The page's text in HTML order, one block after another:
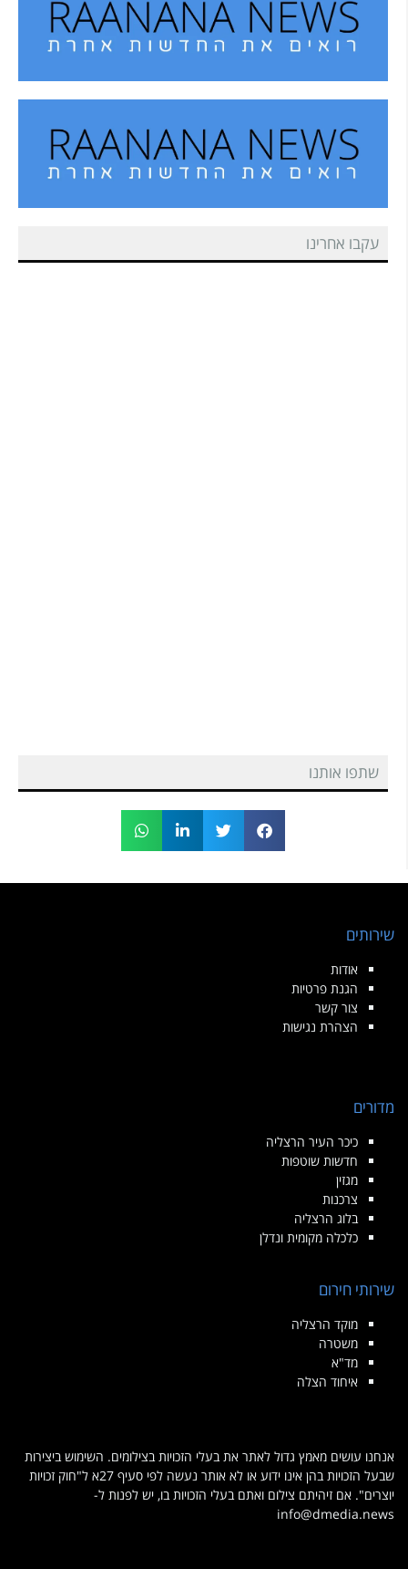
עקבו אחרינו
שתפו אותנו
שירותים
אודות
הגנת פרטיות
צור קשר
הצהרת נגישות
מדורים
כיכר העיר הרצליה
חדשות שוטפות
מגזין
צרכנות
בלוג הרצליה
כלכלה מקומית ונדלן
שירותי חירום
מוקד הרצליה
משטרה
מד"א
איחוד הצלה
אנחנו עושים מאמץ גדול לאתר את בעלי הזכויות בצילומים. השימוש ביצירות
שבעל הזכויות בהן אינו ידוע או לא אותר נעשה לפי סעיף 27א ל"חוק זכויות
יוצרים". אם זיהיתם צילום ואתם בעלי הזכויות בו, יש לפנות ל-
info@dmedia.news